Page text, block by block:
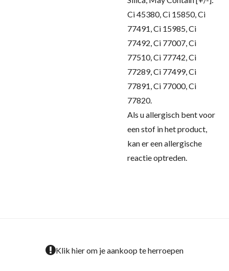
Ci 45380, Ci 15850, Ci
77491, Ci 15985, Ci
77492, Ci 77007, Ci
77510, Ci 77742, Ci
77289, Ci 77499, Ci
77891, Ci 77000, Ci
77820.
Als u allergisch bent voor
een stof in het product,
kan er een allergische
reactie optreden.
Klik hier om je aankoop te herroepen